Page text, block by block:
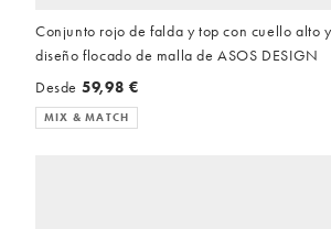
Conjunto rojo de falda y top con cuello alto y
diseño flocado de malla de ASOS DESIGN
Desde 59,98 €
MIX & MATCH